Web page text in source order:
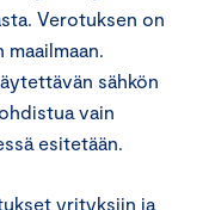
Verotuksen on
sähkön
vain
esitetään.
yrityksiin ja